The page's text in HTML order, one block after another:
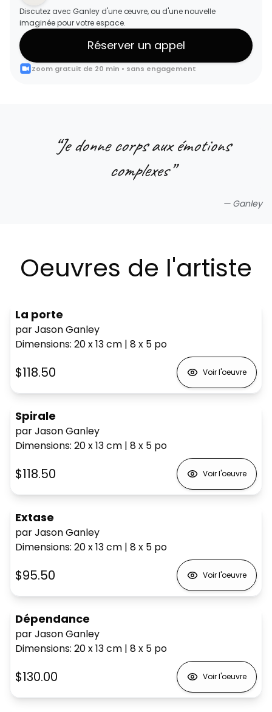
Discutez avec Ganley d'une œuvre, ou d'une nouvelle
imaginée pour votre espace.
Réserver un appel
Zoom gratuit de 20 min • sans engagement
Je donne corps aux émotions
complexes”
— Ganley
Oeuvres de l'artiste
La porte
par Jason Ganley
Dimensions: 20 x 13cm | 8 x 5 po
$118.50 Voir l'oeuvre
Spirale
par Jason Ganley
Dimensions: 20 x 13cm | 8 x 5 po
$118.50 Voir l'oeuvre
Extase
par Jason Ganley
Dimensions: 20 x 13cm | 8 x 5 po
$95.50 Voir l'oeuvre
Dépendance
par Jason Ganley
Dimensions: 20 x 13cm | 8 x 5 po
$130.00 Voir l'oeuvre